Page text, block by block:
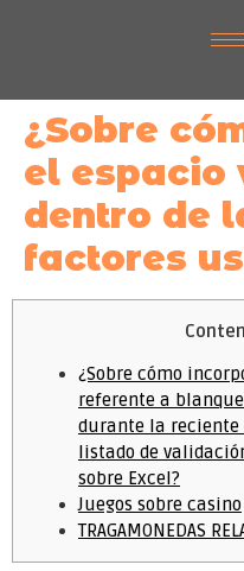
¿Sobre
el espacio
dentro de
factores
¿Sobre cómo
referente a
durante la reciente
listado de
sobre Excel?
Juegos sobre casino
TRAGAMONEDAS